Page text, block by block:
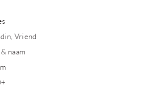
Vriend
naam